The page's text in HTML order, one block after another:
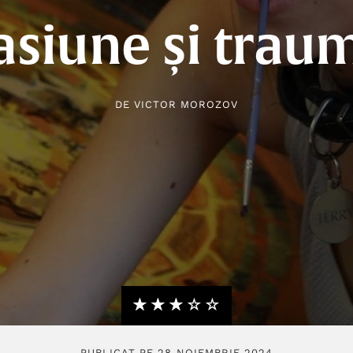
și
DE VICTOR MOROZOV
★★★★★
☆☆☆☆☆